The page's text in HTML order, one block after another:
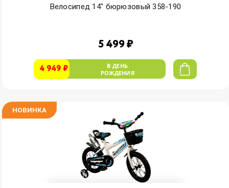
Велосипед 14" бюрюзовый 358-190
5 499 ₽
4 949 ₽
В ДЕНЬ
РОЖДЕНИЯ
НОВИНКА